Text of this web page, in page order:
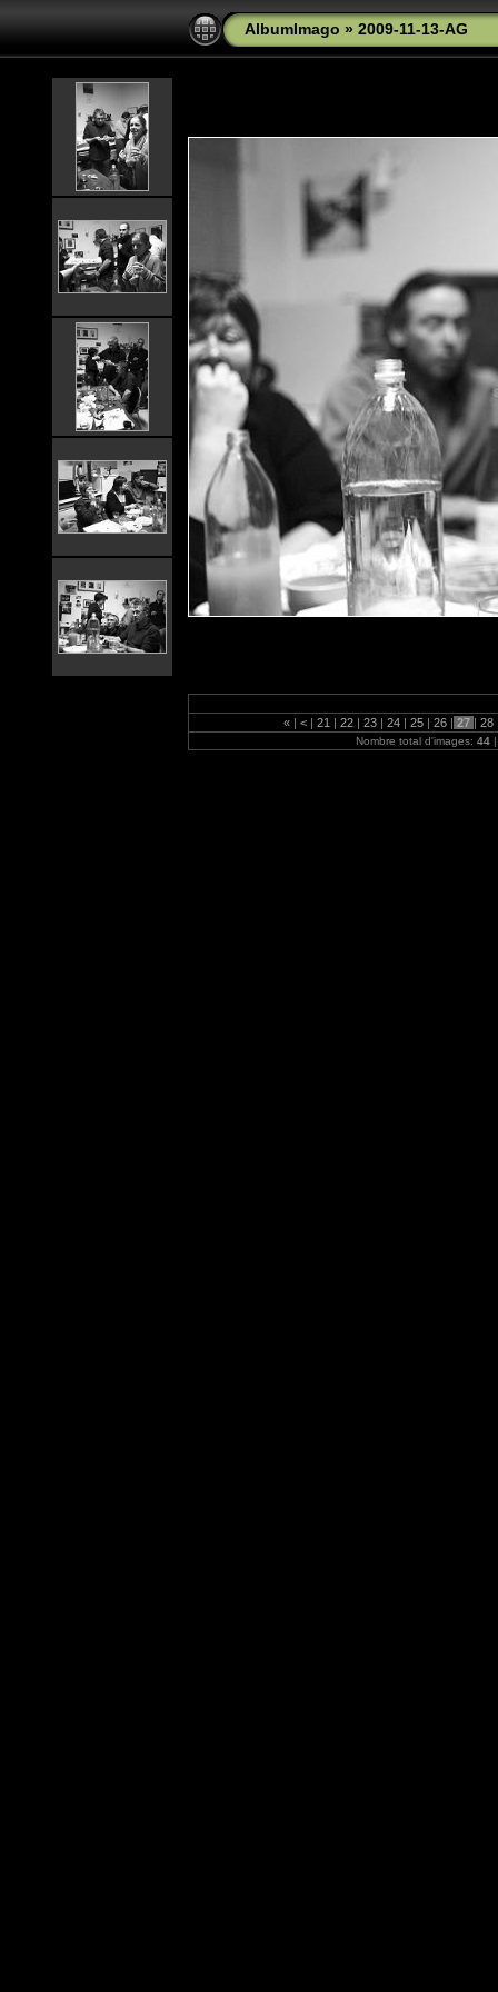
AlbumImago » 2009-11-13-AG
« | < | 21 | 22 | 23 | 24 | 25 | 26 | 27 | 28
Nombre total d'images: 44